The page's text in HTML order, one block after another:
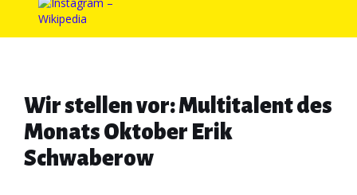
Wir stellen vor: Multitalent des
Monats Oktober Erik
Schwaberow